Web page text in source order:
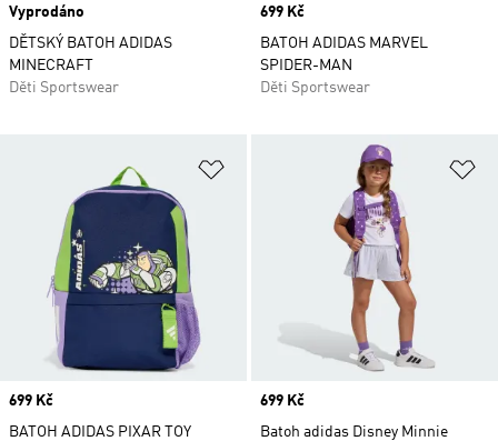
Vyprodáno
DĚTSKÝ BATOH ADIDAS
MINECRAFT
Děti Sportswear
Price
699 Kč
BATOH ADIDAS MARVEL
SPIDER-MAN
Děti Sportswear
Přidat do seznamu přání
Price
699 Kč
BATOH ADIDAS PIXAR TOY
Price
699 Kč
Batoh adidas Disney Minnie